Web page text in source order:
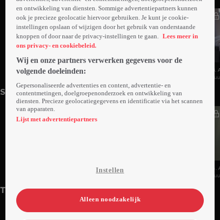
10. Aflevering 10
8.
Seizoen 1
5. Aflevering 5
4.
Trailers
en ontwikkeling van diensten. Sommige advertentiepartners kunnen
ook je precieze geolocatie hiervoor gebruiken. Je kunt je cookie-
instellingen opslaan of wijzigen door het gebruik van onderstaande
knoppen of door naar de privacy-instellingen te gaan. Lees meer in
ons privacy- en cookiebeleid.
Wij en onze partners verwerken gegevens voor de
volgende doeleinden:
Gepersonaliseerde advertenties en content, advertentie- en
contentmetingen, doelgroepenonderzoek en ontwikkeling van
diensten. Precieze geolocatiegegevens en identificatie via het scannen
van apparaten.
Lijst met advertentiepartners
Instellen
Alleen noodzakelijk